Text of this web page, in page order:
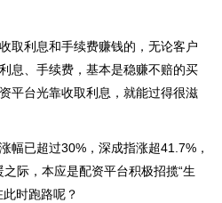
取利息和手续费赚钱的，无论客户
息、手续费，基本是稳赚不赔的买
平台光靠收取利息，就能过得很滋
幅已超过30%，深成指涨超41.7%，
际，本应是配资平台积极招揽“生
时跑路呢？